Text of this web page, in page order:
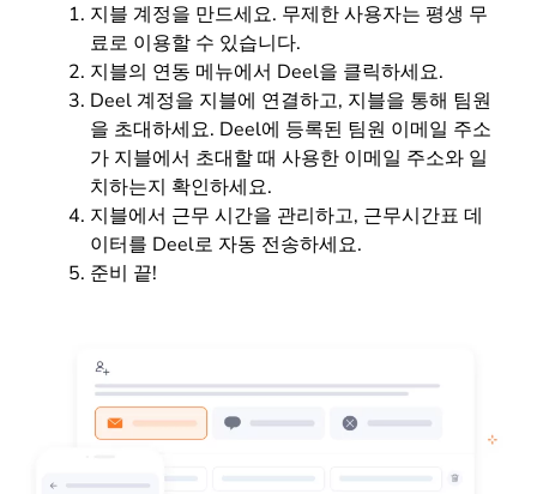
지블 계정을 만드세요. 무제한 사용자는 평생 무
료로 이용할 수 있습니다.
지블의 연동 메뉴에서 Deel을 클릭하세요.
Deel 계정을 지블에 연결하고, 지블을 통해 팀원
을 초대하세요. Deel에 등록된 팀원 이메일 주소
가 지블에서 초대할 때 사용한 이메일 주소와 일
치하는지 확인하세요.
지블에서 근무 시간을 관리하고, 근무시간표 데
이터를 Deel로 자동 전송하세요.
준비 끝!